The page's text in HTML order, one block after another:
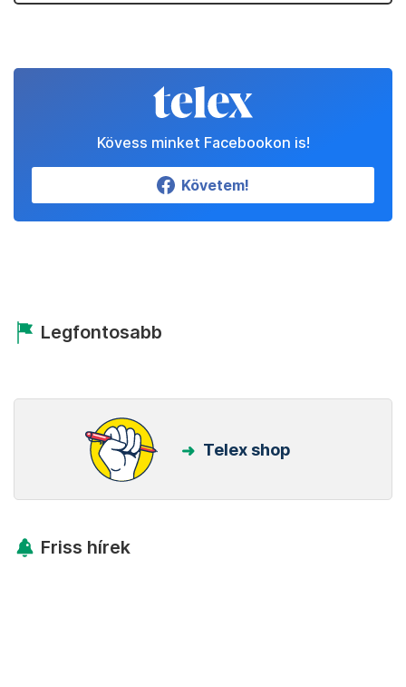
Kövess minket Facebookon is!
Követem!
Legfontosabb
Telex shop
Friss hírek